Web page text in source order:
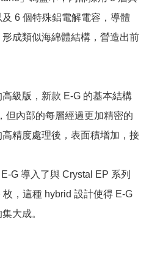
6 個特殊鋁電解電容，導體
成類似海綿體結構，營造出前
級版，新款 E-G 的基本結構
但內部的每層經過更加精密的
精度處理後，表面積增加，接
G 導入了與 Crystal EP 系列
，這種 hybrid 設計使得 E-G
大成。